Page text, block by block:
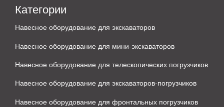
Категории
Навесное оборудование для экскаваторов
Навесное оборудование для мини-экскаваторов
Навесное оборудование для телескопических погрузчиков
Навесное оборудование для экскаваторов-погрузчиков
Навесное оборудование для фронтальных погрузчиков